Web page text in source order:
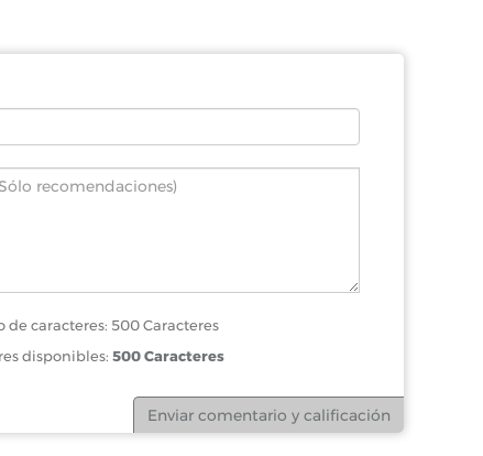
de caracteres: 500 Caracteres
disponibles: 500 Caracteres